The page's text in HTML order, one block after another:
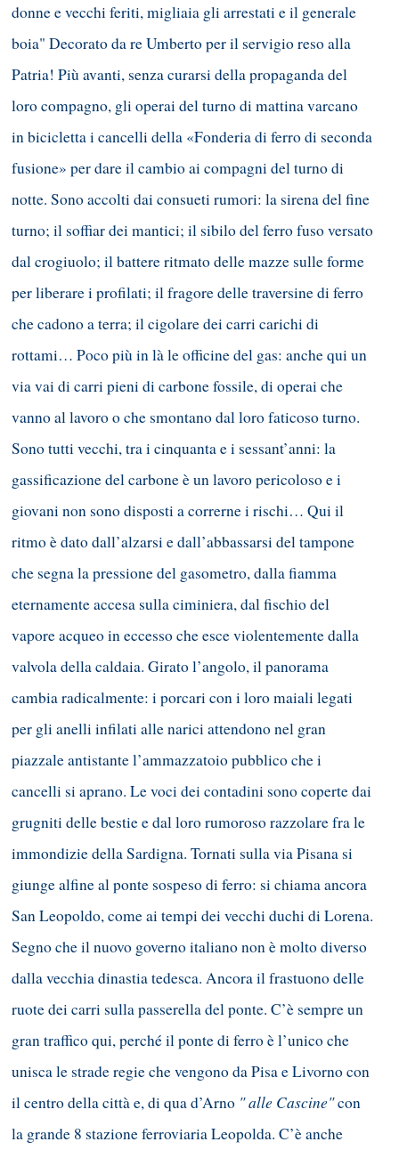
donne e vecchi feriti, migliaia gli arrestati e il generale
boia" Decorato da re Umberto per il servigio reso alla
Patria! Più avanti, senza curarsi della propaganda del
loro compagno, gli operai del turno di mattina varcano
in bicicletta i cancelli della «Fonderia di ferro di seconda
fusione» per dare il cambio ai compagni del turno di
notte. Sono accolti dai consueti rumori: la sirena del fine
turno; il soffiar dei mantici; il sibilo del ferro fuso versato
dal crogiuolo; il battere ritmato delle mazze sulle forme
per liberare i profilati; il fragore delle traversine di ferro
che cadono a terra; il cigolare dei carri carichi di
rottami… Poco più in là le officine del gas: anche qui un
via vai di carri pieni di carbone fossile, di operai che
vanno al lavoro o che smontano dal loro faticoso turno.
Sono tutti vecchi, tra i cinquanta e i sessant’anni: la
gassificazione del carbone è un lavoro pericoloso e i
giovani non sono disposti a correrne i rischi… Qui il
ritmo è dato dall’alzarsi e dall’abbassarsi del tampone
che segna la pressione del gasometro, dalla fiamma
eternamente accesa sulla ciminiera, dal fischio del
vapore acqueo in eccesso che esce violentemente dalla
valvola della caldaia. Girato l’angolo, il panorama
cambia radicalmente: i porcari con i loro maiali legati
per gli anelli infilati alle narici attendono nel gran
piazzale antistante l’ammazzatoio pubblico che i
cancelli si aprano. Le voci dei contadini sono coperte dai
grugniti delle bestie e dal loro rumoroso razzolare fra le
immondizie della Sardigna. Tornati sulla via Pisana si
giunge alfine al ponte sospeso di ferro: si chiama ancora
San Leopoldo, come ai tempi dei vecchi duchi di Lorena.
Segno che il nuovo governo italiano non è molto diverso
dalla vecchia dinastia tedesca. Ancora il frastuono delle
ruote dei carri sulla passerella del ponte. C’è sempre un
gran traffico qui, perché il ponte di ferro è l’unico che
unisca le strade regie che vengono da Pisa e Livorno con
il centro della città e, di qua d’Arno " alle Cascine"con
la grande 8 stazione ferroviaria Leopolda. C’è anche